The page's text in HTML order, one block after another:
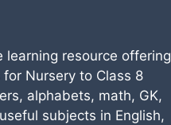
learning resource offering
Nursery to Class 8
alphabets, math, GK,
subjects in English,